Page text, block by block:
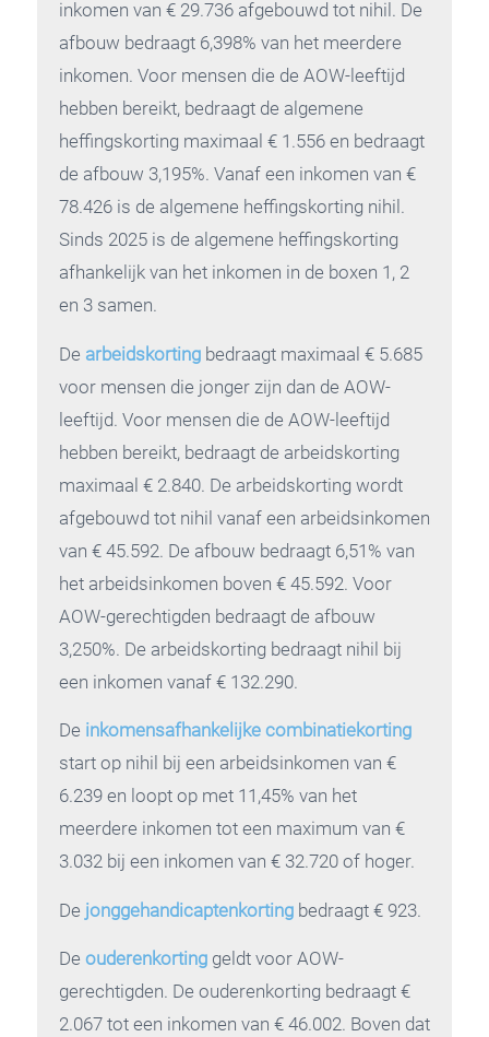
inkomen van € 29.736 afgebouwd tot nihil. De
afbouw bedraagt 6,398% van het meerdere
inkomen. Voor mensen die de AOW-leeftijd
hebben bereikt, bedraagt de algemene
heffingskorting maximaal € 1.556 en bedraagt
de afbouw 3,195%. Vanaf een inkomen van €
78.426 is de algemene heffingskorting nihil.
Sinds 2025 is de algemene heffingskorting
afhankelijk van het inkomen in de boxen 1, 2
en 3 samen.
De arbeidskortingbedraagt maximaal € 5.685
voor mensen die jonger zijn dan de AOW-
leeftijd. Voor mensen die de AOW-leeftijd
hebben bereikt, bedraagt de arbeidskorting
maximaal € 2.840. De arbeidskorting wordt
afgebouwd tot nihil vanaf een arbeidsinkomen
van € 45.592. De afbouw bedraagt 6,51% van
het arbeidsinkomen boven € 45.592. Voor
AOW-gerechtigden bedraagt de afbouw
3,250%. De arbeidskorting bedraagt nihil bij
een inkomen vanaf € 132.290.
De inkomensafhankelijke combinatiekorting
start op nihil bij een arbeidsinkomen van €
6.239 en loopt op met 11,45% van het
meerdere inkomen tot een maximum van €
3.032 bij een inkomen van € 32.720 of hoger.
De jonggehandicaptenkortingbedraagt € 923.
De ouderenkortinggeldt voor AOW-
gerechtigden. De ouderenkorting bedraagt €
2.067 tot een inkomen van € 46.002. Boven dat